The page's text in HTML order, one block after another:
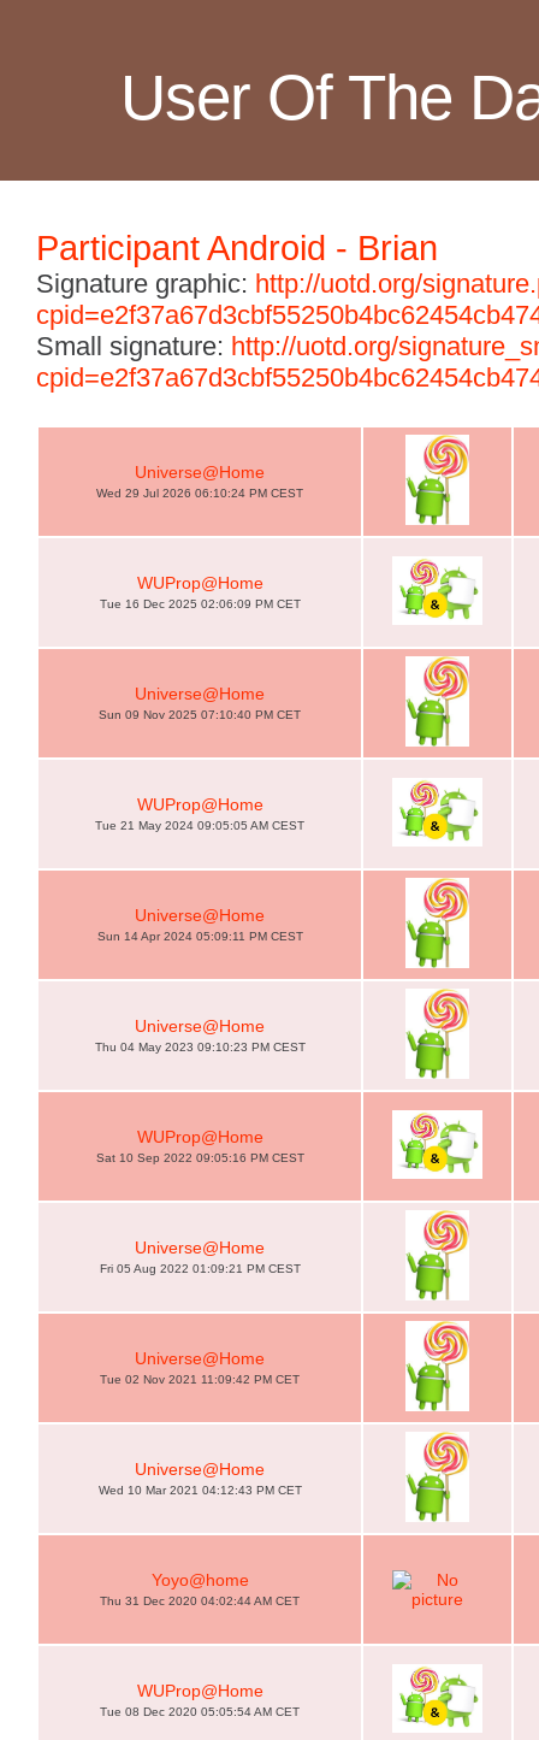
User Of The
Participant Android - Brian
Signature graphic: http://uotd.org/
Small signature: http://uotd.org/
Universe@Home
Wed 29 Jul 2026 06:10:24 PM CEST
WUProp@Home
Tue 16 Dec 2025 02:06:09 PM CET
Universe@Home
Sun 09 Nov 2025 07:10:40 PM CET
WUProp@Home
Tue 21 May 2024 09:05:05 AM CEST
Universe@Home
Sun 14 Apr 2024 05:09:11 PM CEST
Universe@Home
Thu 04 May 2023 09:10:23 PM CEST
WUProp@Home
Sat 10 Sep 2022 09:05:16 PM CEST
Universe@Home
Fri 05 Aug 2022 01:09:21 PM CEST
Universe@Home
Tue 02 Nov 2021 11:09:42 PM CET
Universe@Home
Wed 10 Mar 2021 04:12:43 PM CET
Yoyo@home
Thu 31 Dec 2020 04:02:44 AM CET
WUProp@Home
Tue 08 Dec 2020 05:05:54 AM CET